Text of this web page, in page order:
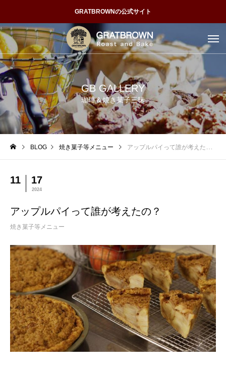
GRATBROWNの公式サイト
GB GALLERY
珈琲＆焼き菓子三昧
BLOG 焼き菓子等メニュー アップルパイって誰が考えたの？
11 17
2024
アップルパイって誰が考えたの？
焼き菓子等メニュー